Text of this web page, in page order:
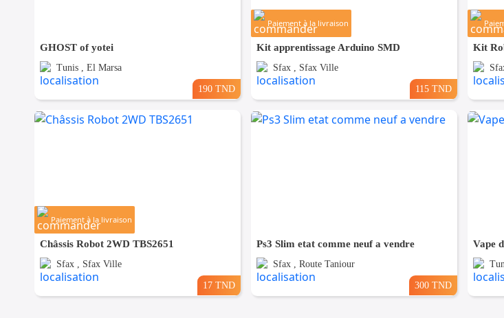
GHOST of yotei
Tunis , El Marsa
190 TND
Paiement à la livraison
Kit apprentissage Arduino SMD
Sfax , Sfax Ville
115 TND
Paiement à la livraison
Châssis Robot 2WD TBS2651
Sfax , Sfax Ville
17 TND
Ps3 Slim etat comme neuf a vendre
Sfax , Route Taniour
300 TND
Vape